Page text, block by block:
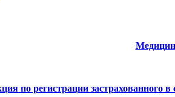
по регистрации застрахованного